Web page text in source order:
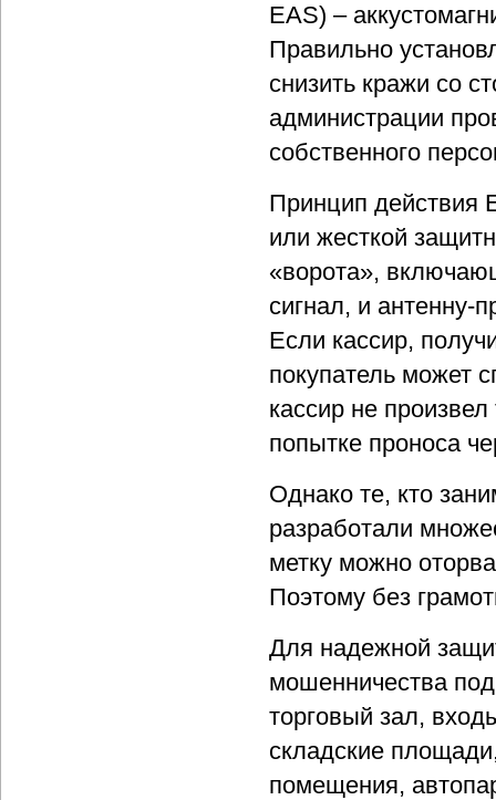
EAS) –
Правильно
снизить кражи со
администрации
собственного
Принцип действия
или жесткой
«ворота»,
сигнал, и антенну-
Если кассир,
покупатель может
кассир не
попытке проноса
Однако те, кто
разработали
метку можно
Поэтому без
Для надежной
мошенничества
торговый зал,
складские
помещения,